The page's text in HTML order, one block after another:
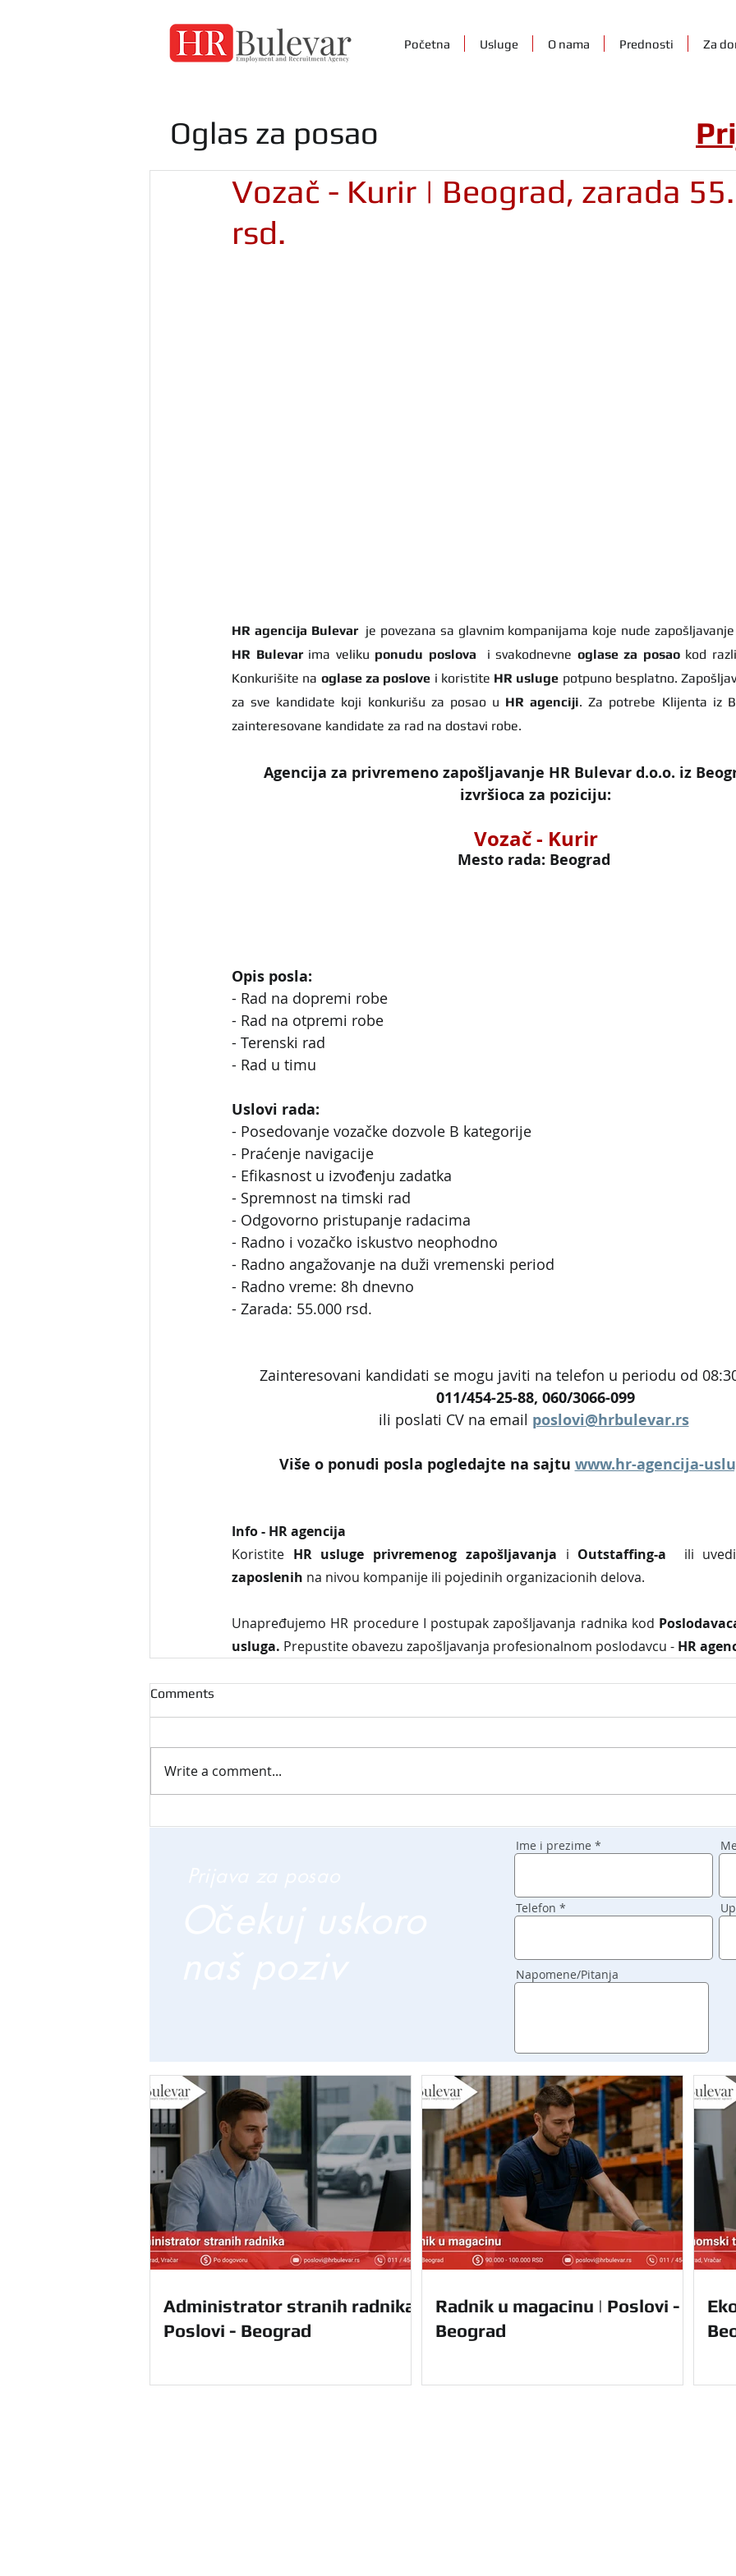
Početna Usluge O nama Prednosti Za
Vozač - Kurir | Beograd, zarada
rsd.
HR agencija Bulevar
HR Bulevar ima veliku ponudu poslova
  i svakodnevne
oglase za posao kod
Konkurišite na oglase za poslove i koristite HR usluge potpuno besplatno.
za sve kandidate koji konkurišu za posao u HR agenciji. Za potrebe Klijenta iz
zainteresovane kandidate za rad na dostavi robe.
Agencija za privremeno zapošljavanje HR Bulevar d.o.o. iz
izvršioca za poziciju:
Vozač - Kurir
Mesto rada: Beograd
Opis posla:
- Rad na dopremi robe
- Rad na otpremi robe
- Terenski rad
- Rad u timu
Uslovi rada:
- Posedovanje vozačke dozvole B kategorije
- Praćenje navigacije
- Efikasnost u izvođenju zadatka
- Spremnost na timski rad
- Odgovorno pristupanje radacima
- Radno i vozačko iskustvo neophodno
- Radno angažovanje na duži vremenski period
- Radno vreme: 8h dnevno
- Zarada: 55.000 rsd.
Zainteresovani kandidati se mogu javiti na telefon u periodu od
011/454-25-88, 060/3066-099
ili poslati CV na email poslovi@hrbulevar.rs
Više o ponudi posla pogledajte na sajtu www.hr-agencija-
Info - HR agencija
Koristite HR usluge privremenog zapošljavanja i Outstaffing-a
ili
zaposlenih na nivou kompanije ili pojedinih organizacionih delova.
Unapređujemo HR procedure I postupak zapošljavanja radnika kod
usluga. Prepustite obavezu zapošljavanja profesionalnom poslodavcu - HR
Comments
Write a comment...
Oglas za posao
Ime i prezime
Telefon
Napomene/Pitanja
Administrator stranih radnika |
Poslovi - Beograd
Radnik u magacinu | Poslovi -
Beograd